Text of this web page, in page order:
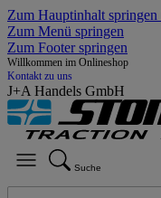
Zum Hauptinhalt springen
Zum Menü springen
Zum Footer springen
Willkommen im Onlineshop
Kontakt zu uns
J+A Handels GmbH
Suche